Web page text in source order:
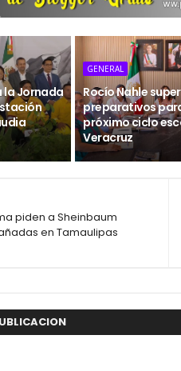
la Jornada
GENERAL
Rocío Nahle
preparativos
próximo ciclo
Veracruz
piden a Sheinbaum
en Tamaulipas